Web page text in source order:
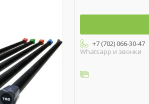
+7 (702) 066-30-47
Whatsapp и звонки